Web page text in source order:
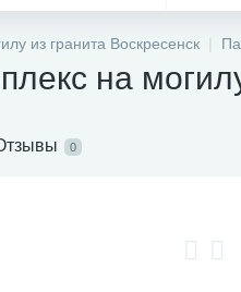
Могильные кресты
из гранита Воскресенск
на
0